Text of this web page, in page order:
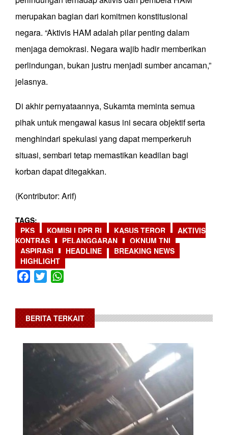
merupakan bagian dari komitmen konstitusional
negara. “Aktivis HAM adalah pilar penting dalam
menjaga demokrasi. Negara wajib hadir memberikan
perlindungan, bukan justru menjadi sumber ancaman,”
jelasnya.
Di akhir pernyataannya, Sukamta meminta semua
pihak untuk mengawal kasus ini secara objektif serta
menghindari spekulasi yang dapat memperkeruh
situasi, sembari tetap memastikan keadilan bagi
korban dapat ditegakkan.
(Kontributor: Arif)
TAGS
PKS
KOMISI I DPR RI KASUS TEROR
AKTIVIS
KONTRAS
PELANGGARAN
OKNUM TNI
ASPIRASI
HEADLINE
BREAKING NEWS
HIGHLIGHT
Facebook
Twitter
BERITA TERKAIT